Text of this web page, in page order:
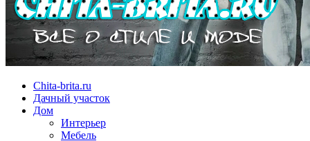
Chita-brita.ru
Дачный участок
Дом
Интерьер
Мебель